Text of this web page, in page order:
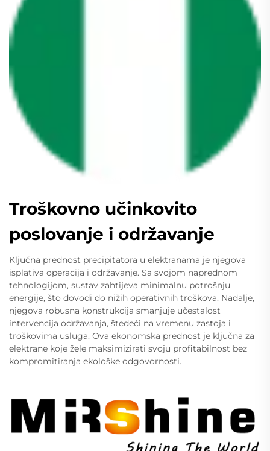
Troškovno učinkovito
poslovanje i održavanje
Ključna prednost precipitatora u elektranama je njegova
isplativa operacija i održavanje. Sa svojom naprednom
tehnologijom, sustav zahtijeva minimalnu potrošnju
energije, što dovodi do nižih operativnih troškova. Nadalje,
njegova robusna konstrukcija smanjuje učestalost
intervencija održavanja, štedeći na vremenu zastoja i
troškovima usluga. Ova ekonomska prednost je ključna za
elektrane koje žele maksimizirati svoju profitabilnost bez
kompromitiranja ekološke odgovornosti.